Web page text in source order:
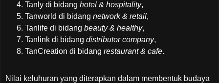
Tanly di bidang hotel & hospitality,
Tanworld di bidang network & retail,
Tanlife di bidang beauty & healthy,
Tanlink di bidang distributor company,
TanCreation di bidang restaurant & cafe.
Nilai keluhuran yang diterapkan dalam membentuk budaya